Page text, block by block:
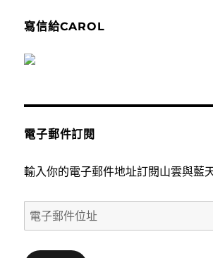
寫信給CAROL
電子郵件訂閱
輸入你的電子郵件地址訂閱山雲與藍
電
子
郵